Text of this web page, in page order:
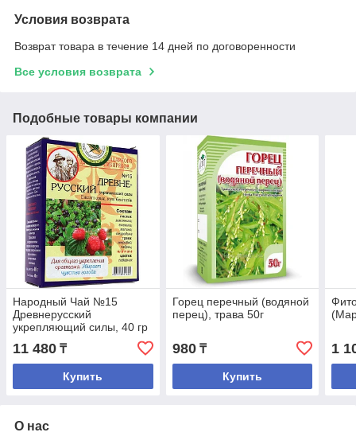
Условия возврата
Возврат товара в течение 14 дней по договоренности
Все условия возврата
Подобные товары компании
Народный Чай №15
Древнерусский
укрепляющий силы, 40 гр
(20 ф/п по 2,0 г)
11 480 ₸
Купить
Горец перечный (водяной
перец), трава 50г
980₸
Купить
1
О нас